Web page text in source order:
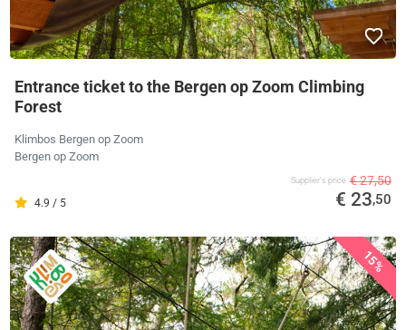
Entrance ticket to the Bergen op Zoom Climbing
Forest
Klimbos Bergen op Zoom
Bergen op Zoom
4.9 / 5
Supplier's price € 27,50
€ 23,50
15%